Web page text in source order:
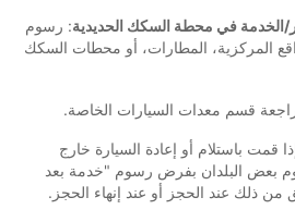
الخدمة في محطة السكك الحديدية: رسوم
المركزية، المطارات، أو محطات السكك
قسم معدات السيارات الخاصة.
قمت باستلام أو إعادة السيارة خارج
بعض البلدان بفرض رسوم "خدمة بعد
ذلك عند الحجز أو عند إنهاء الحجز.